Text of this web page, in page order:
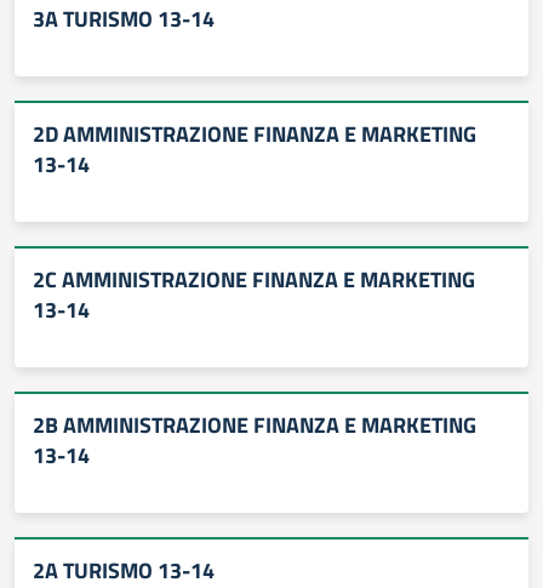
3A TURISMO 13-14
2D AMMINISTRAZIONE FINANZA E MARKETING
13-14
2C AMMINISTRAZIONE FINANZA E MARKETING
13-14
2B AMMINISTRAZIONE FINANZA E MARKETING
13-14
2A TURISMO 13-14